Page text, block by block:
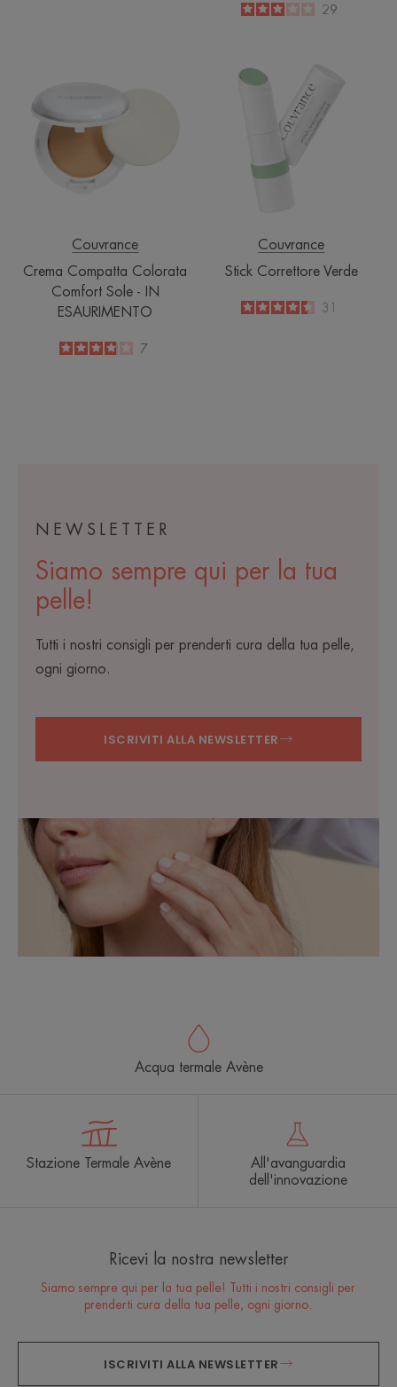
3
/
5
29
Sole
-
Couvrance
Crema Compatta Colorata
Comfort Sole - IN
ESAURIMENTO
3.9
/
5
7
Correttore
Verde
Couvrance
Stick Correttore Verde
4.5
/
5
31
NEWSLETTER
Siamo sempre qui per la tua
pelle!
Tutti i nostri consigli per prenderti cura della tua pelle,
ogni giorno.
ISCRIVITI ALLA NEWSLETTER
Acqua termale Avène
Stazione Termale Avène
All'avanguardia
dell'innovazione
Ricevi la nostra newsletter
Siamo sempre qui per la tua pelle! Tutti i nostri consigli per
prenderti cura della tua pelle, ogni giorno.
ISCRIVITI ALLA NEWSLETTER